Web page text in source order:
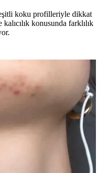
koku profilleriyle dikkat
konusunda farklılık